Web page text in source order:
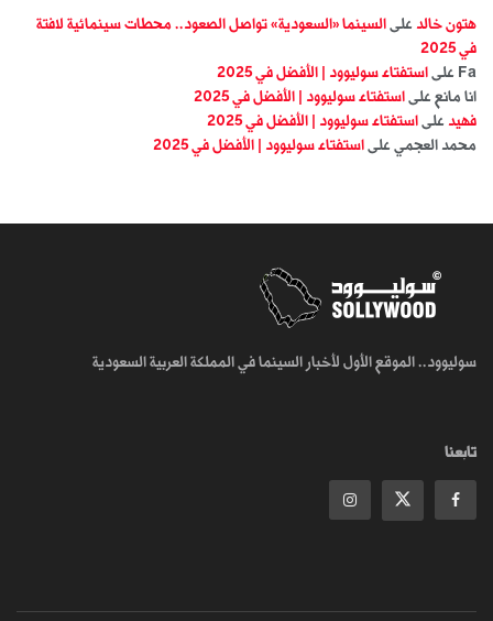
هتون خالد على السينما «السعودية» تواصل الصعود.. محطات سينمائية لافتة
في 2025
Fa على استفتاء سوليوود | الأفضل في 2025
انا مانع على استفتاء سوليوود | الأفضل في 2025
فهيد على استفتاء سوليوود | الأفضل في 2025
محمد العجمي على استفتاء سوليوود | الأفضل في 2025
سوليوود.. الموقع الأول لأخبار السينما في المملكة العربية السعودية
تابعنا